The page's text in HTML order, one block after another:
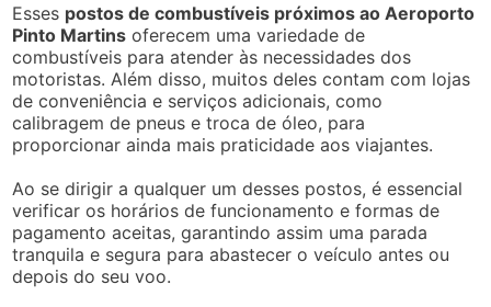
Esses postos de combustíveis próximos ao Aeroporto
Pinto Martins oferecem uma variedade de
combustíveis para atender às necessidades dos
motoristas. Além disso, muitos deles contam com lojas
de conveniência e serviços adicionais, como
calibragem de pneus e troca de óleo, para
proporcionar ainda mais praticidade aos viajantes.
Ao se dirigir a qualquer um desses postos, é essencial
verificar os horários de funcionamento e formas de
pagamento aceitas, garantindo assim uma parada
tranquila e segura para abastecer o veículo antes ou
depois do seu voo.